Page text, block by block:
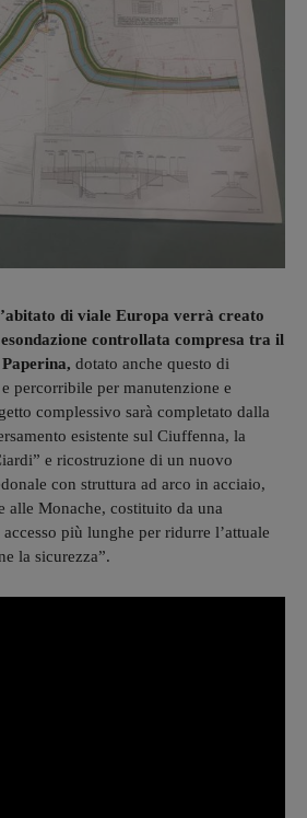
di viale Europa verrà creato
controllata compresa tra il
dotato anche questo di
percorribile per manutenzione e
complessivo sarà completato dalla
esistente sul Ciuffenna, la
e ricostruzione di un nuovo
con struttura ad arco in acciaio,
alle Monache, costituito da una
più lunghe per ridurre l’attuale
la sicurezza”.